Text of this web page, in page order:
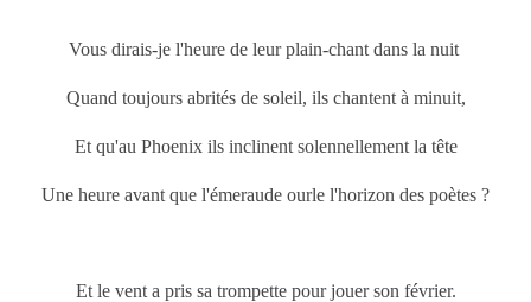
Vous dirais-je l'heure de leur plain-chant dans la nuit
Quand toujours abrités de soleil, ils chantent à minuit,
Et qu'au Phoenix ils inclinent solennellement la tête
Une heure avant que l'émeraude ourle l'horizon des poètes ?
Et le vent a pris sa trompette pour jouer son février.